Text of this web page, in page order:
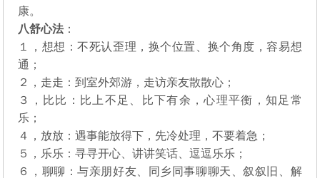
康。
八舒心法 ：
１，想想：不死认歪理，换个位置、换个角度，容易想
通；
２，走走：到室外郊游，走访亲友散散心；
３，比比：比上不足、比下有余，心理平衡，知足常
乐；
４，放放：遇事能放得下，先冷处理，不要着急；
５，乐乐：寻寻开心、讲讲笑话、逗逗乐乐；
６，聊聊：与亲朋好友、同乡同事聊聊天、叙叙旧、解